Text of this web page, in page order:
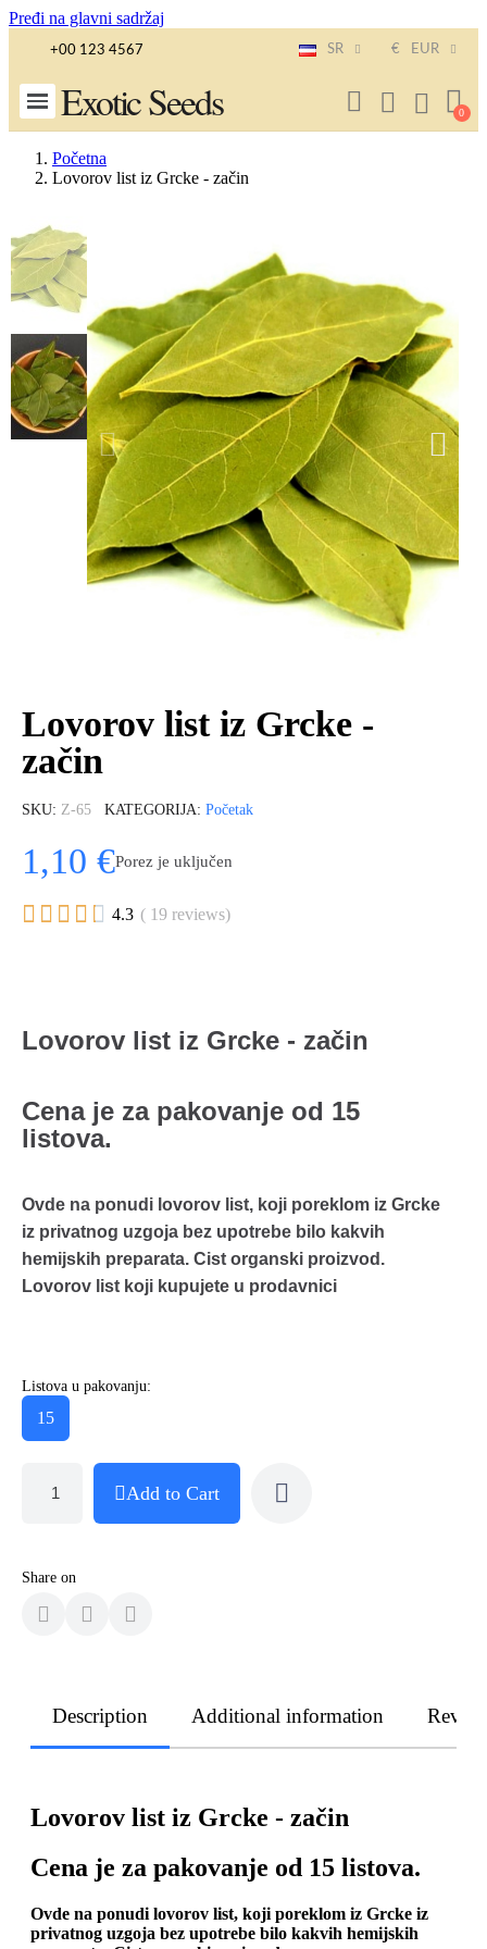
Pređi na glavni sadržaj
+00 123 4567 SR € EUR
Exotic Seeds
Početna
Lovorov list iz Grcke - začin
Lovorov list iz Grcke -
začin
SKU Z-65 KATEGORIJA Početak
1,10 €Porez je uključen
     4.3 ( 19 reviews)
Lovorov list iz Grcke - začin
Cena je za pakovanje od 15
listova.
Ovde na ponudi lovorov list, koji poreklom iz Grcke
iz privatnog uzgoja bez upotrebe bilo kakvih
hemijskih preparata. Cist organski proizvod.
Lovorov list koji kupujete u prodavnici
Listova u pakovanju:
15
Add to Cart
Share on
Description Additional information
Lovorov list iz Grcke - začin
Cena je za pakovanje od 15 listova.
Ovde na ponudi lovorov list, koji poreklom iz Grcke iz
privatnog uzgoja bez upotrebe bilo kakvih hemijskih